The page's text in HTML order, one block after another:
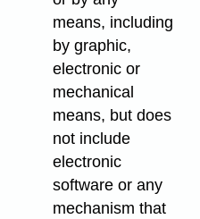
means, including
by graphic,
electronic or
mechanical
means, but does
not include
electronic
software or any
mechanism that